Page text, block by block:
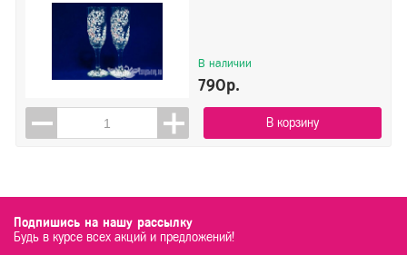
В наличии
790р.
В корзину
Подпишись на нашу рассылку
Будь в курсе всех акций и предложений!